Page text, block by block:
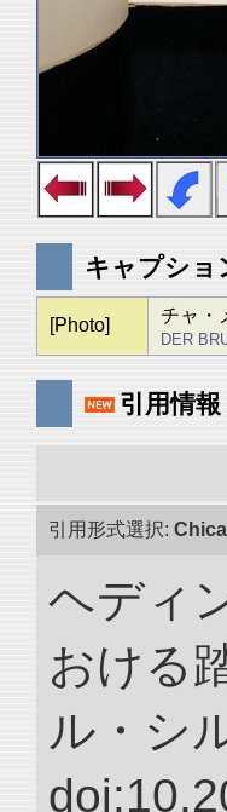
キャプショ
[Photo] チャ・
DER
引用情報
引用形式選択:
ヘディ
おける
ル・シ